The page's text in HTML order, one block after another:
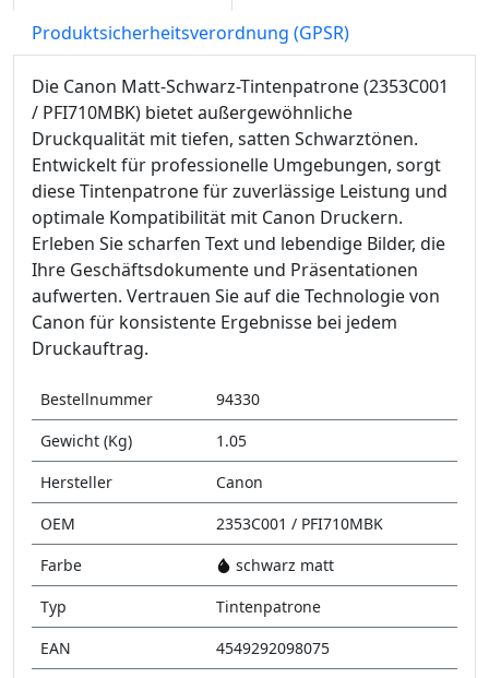
Produktsicherheitsverordnung (GPSR)
Die Canon Matt-Schwarz-Tintenpatrone (2353C001
/ PFI710MBK) bietet außergewöhnliche
Druckqualität mit tiefen, satten Schwarz­tönen.
Entwickelt für professionelle Umgebungen, sorgt
diese Tintenpatrone für zuverlässige Leistung und
optimale Kompatibilität mit Canon Druckern.
Erleben Sie scharfen Text und lebendige Bilder, die
Ihre Geschäftsdokumente und Präsentationen
aufwerten. Vertrauen Sie auf die Technologie von
Canon für konsistente Ergebnisse bei jedem
Druckauftrag.
Bestellnummer
94330
Gewicht (Kg)
1.05
Hersteller
Canon
OEM
2353C001 / PFI710MBK
Farbe
schwarz matt
Typ
Tintenpatrone
EAN
4549292098075